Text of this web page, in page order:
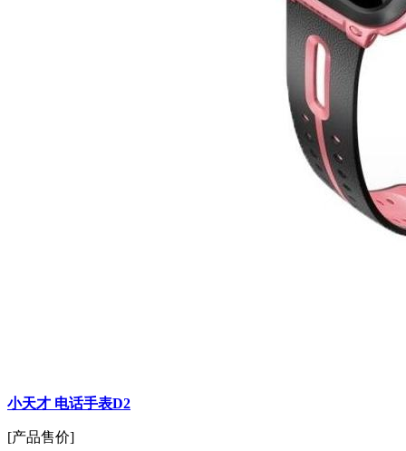
小天才 电话手表D2
[产品售价]